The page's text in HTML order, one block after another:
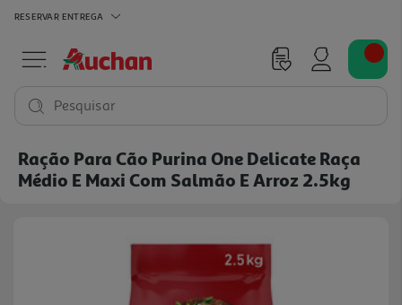
RESERVAR ENTREGA
Pesquisar
Ração Para Cão Purina One Delicate Raça
Médio E Maxi Com Salmão E Arroz 2.5kg